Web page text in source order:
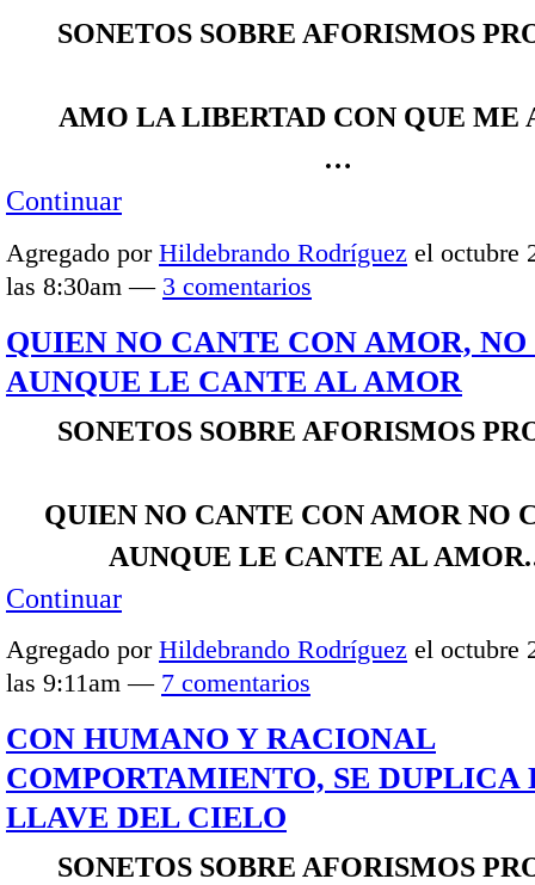
SONETOS SOBRE AFORISMOS
AMO LA LIBERTAD CON QUE ME
…
Continuar
Agregado por Hildebrando Rodríguez el octubre
las 8:30am — 3 comentarios
QUIEN NO CANTE CON AMOR,
AUNQUE LE CANTE AL AMOR
SONETOS SOBRE AFORISMOS
QUIEN NO CANTE CON AMOR NO
AUNQUE LE CANTE AL
Continuar
Agregado por Hildebrando Rodríguez el octubre
las 9:11am — 7 comentarios
CON HUMANO Y RACIONAL
COMPORTAMIENTO, SE DUPLICA
LLAVE DEL CIELO
SONETOS SOBRE AFORISMOS